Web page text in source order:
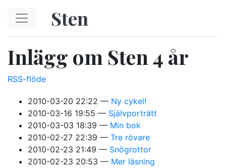
Sten
Inlägg om Sten 4 år
RSS-flöde
2010-03-20 22:22
Ny cykel!
2010-03-16 19:55
Självporträtt
2010-03-03 18:39
Min bok
2010-02-27 22:39
Tre rövare
2010-02-23 21:49
Snögrottor
2010-02-23 20:53
Mer läsning